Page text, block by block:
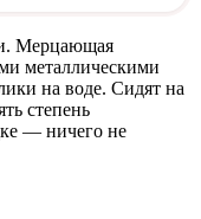
Мерцающая
металлическими
на воде. Сидят на
степень
— ничего не